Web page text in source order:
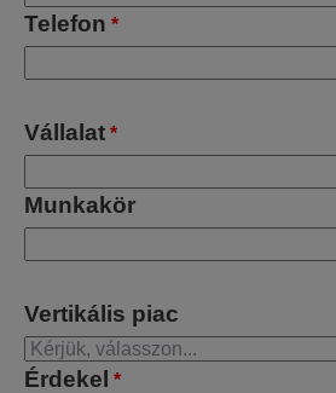
Telefon *
Vállalat *
Munkakör
Vertikális piac
Érdekel *